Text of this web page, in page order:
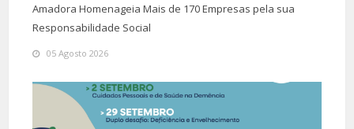
Amadora Homenageia Mais de 170 Empresas pela sua
Responsabilidade Social
05 Agosto 2026